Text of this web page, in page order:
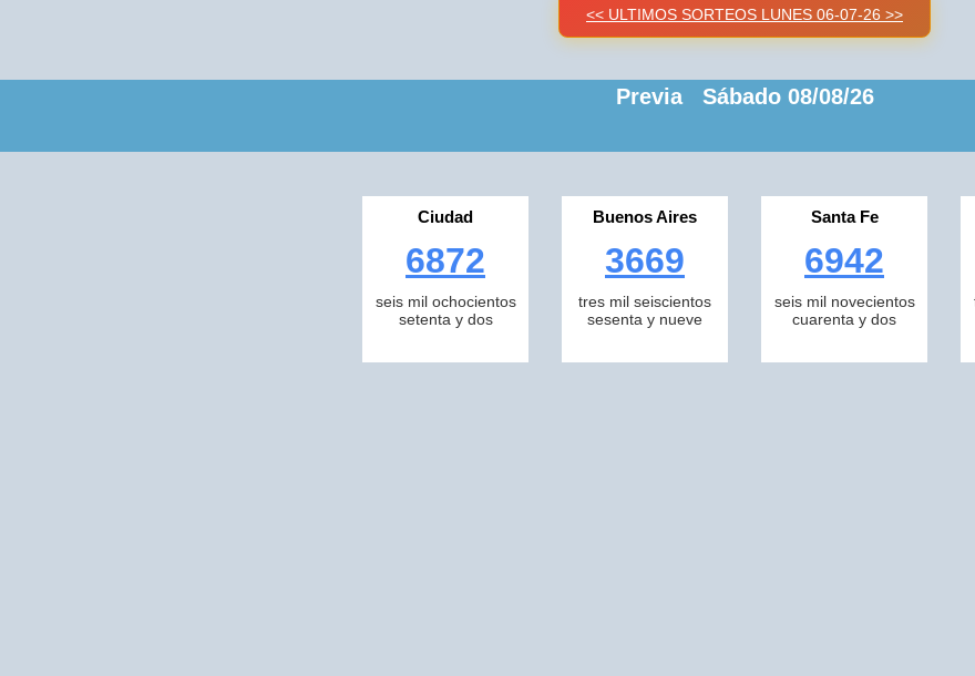
<< ULTIMOS SORTEOS LUNES 06-07-26 >>
Previa Sábado 08/08/26
Ciudad
6872
seis mil ochocientos
setenta y dos
Buenos Aires
3669
tres mil seiscientos
sesenta y nueve
Santa Fe
6942
seis mil novecientos
cuarenta y dos